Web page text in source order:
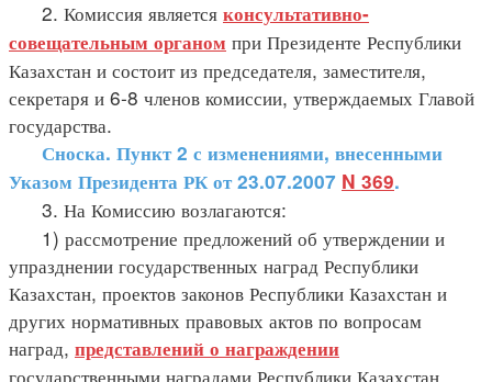
2. Комиссия является консультативно-
совещательным органом при Президенте Республики
Казахстан и состоит из председателя, заместителя,
секретаря и 6-8 членов комиссии, утверждаемых Главой
государства.
Сноска. Пункт 2 с изменениями, внесенными
Указом Президента РК от 23.07.2007 N 369.
3. На Комиссию возлагаются:
1) рассмотрение предложений об утверждении и
упразднении государственных наград Республики
Казахстан, проектов законов Республики Казахстан и
других нормативных правовых актов по вопросам
наград, представлений о награждении
государственными наградами Республики Казахстан